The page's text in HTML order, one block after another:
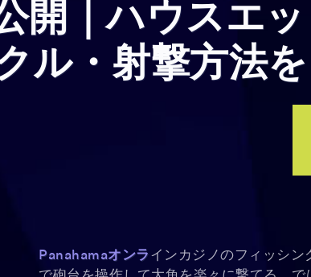
開｜ハウスエッ
ル・射撃方法を
Panahamaオンラインカジノのフィッシ